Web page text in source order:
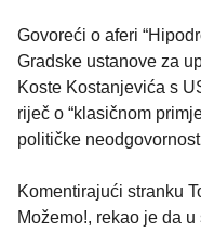
Govoreći o aferi
Gradske ustanove za
Koste Kostanjevića s
riječ o “klasičnom
političke
Komentirajući stranku
Možemo!, rekao je da